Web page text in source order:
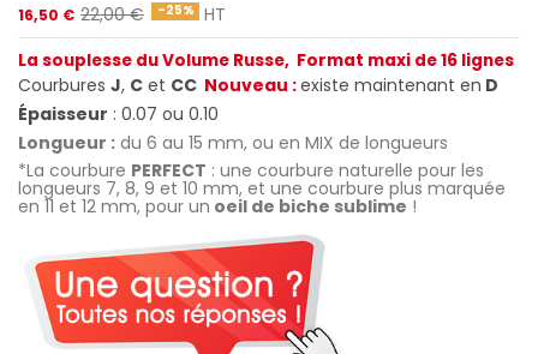
16,50 € 22,00 € -25% HT
La souplesse du Volume Russe, Format maxi de 16 lignes
Courbures J, C et CC Nouveau :existe maintenant en D
Épaisseur : 0.07 ou 0.10
Longueur : du 6 au 15 mm, ou en MIX de longueurs
*La courbure PERFECT : une courbure naturelle pour les
longueurs 7, 8, 9 et 10 mm, et une courbure plus marquée
en 11 et 12 mm, pour un oeil de biche sublime !